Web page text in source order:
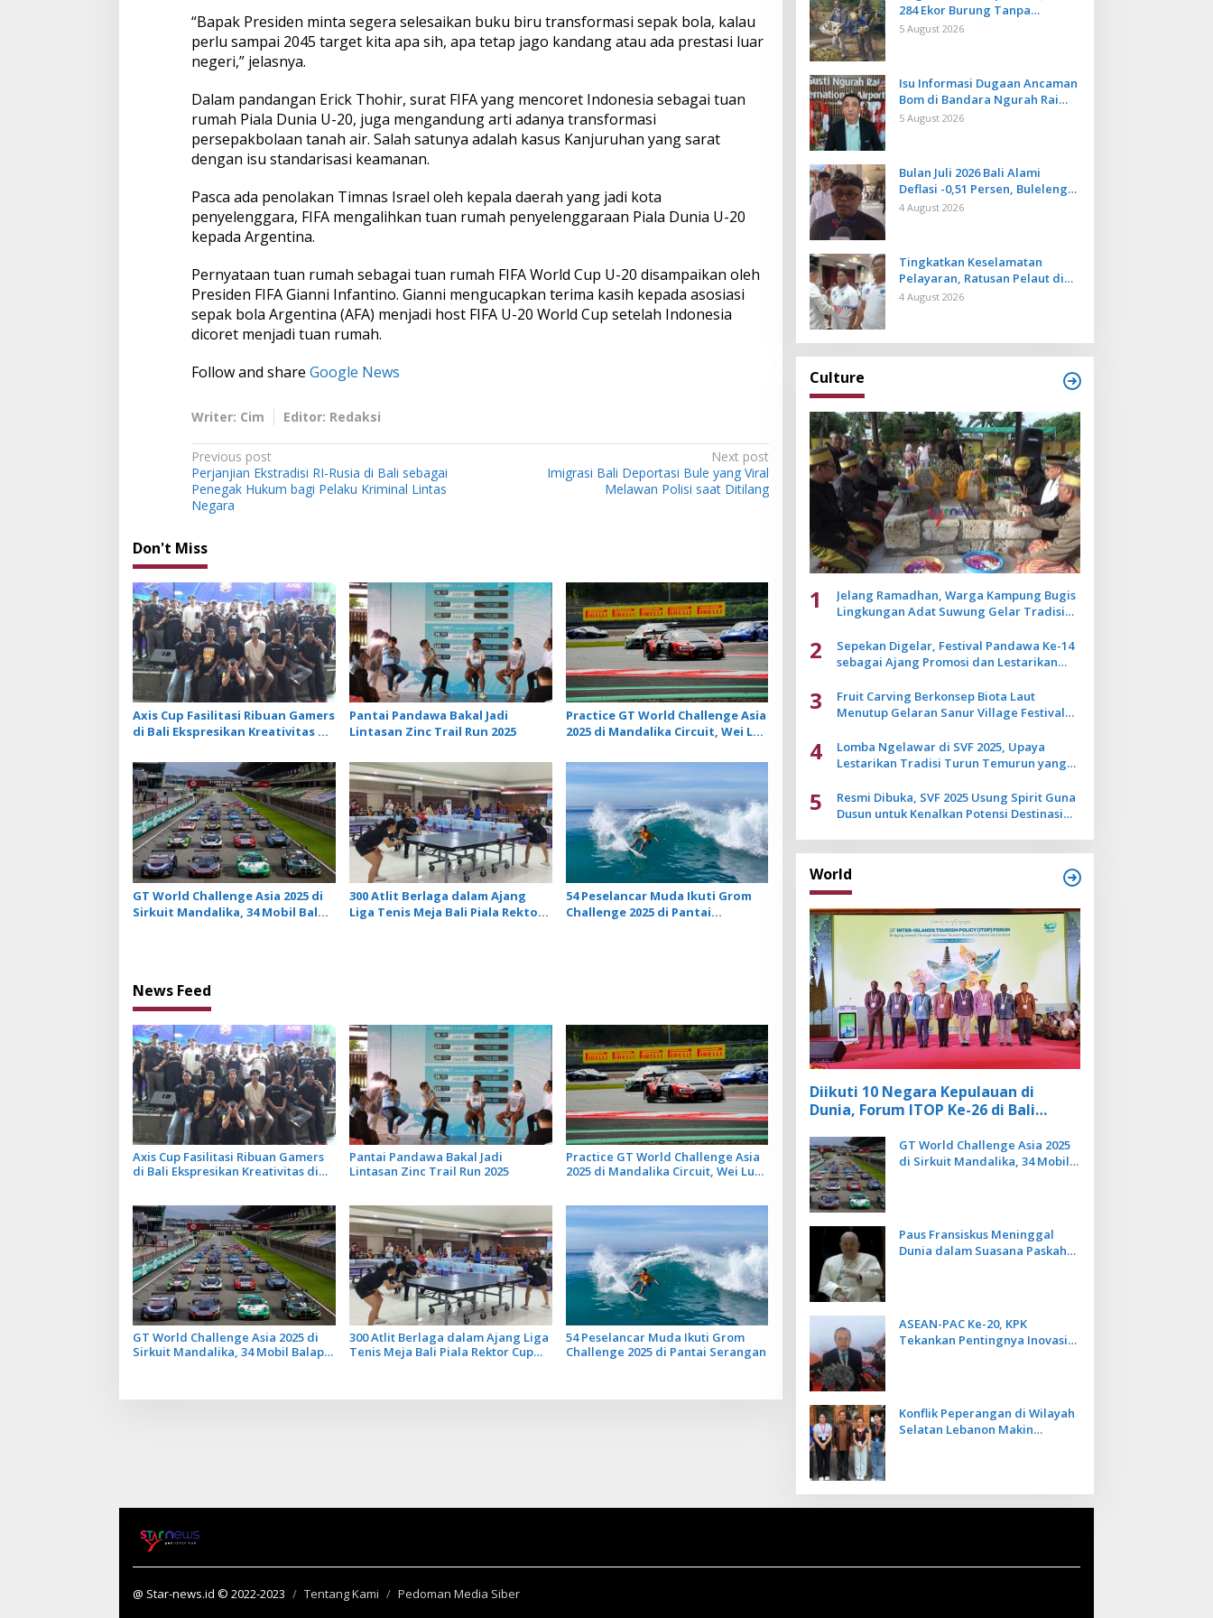
“Bapak Presiden minta segera selesaikan buku biru transformasi sepak bola, kalau
perlu sampai 2045 target kita apa sih, apa tetap jago kandang atau ada prestasi luar
negeri,” jelasnya.
Dalam pandangan Erick Thohir, surat FIFA yang mencoret Indonesia sebagai tuan
rumah Piala Dunia U-20, juga mengandung arti adanya transformasi
persepakbolaan tanah air. Salah satunya adalah kasus Kanjuruhan yang sarat
dengan isu standarisasi keamanan.
Pasca ada penolakan Timnas Israel oleh kepala daerah yang jadi kota
penyelenggara, FIFA mengalihkan tuan rumah penyelenggaraan Piala Dunia U-20
kepada Argentina.
Pernyataan tuan rumah sebagai tuan rumah FIFA World Cup U-20 disampaikan oleh
Presiden FIFA Gianni Infantino. Gianni mengucapkan terima kasih kepada asosiasi
sepak bola Argentina (AFA) menjadi host FIFA U-20 World Cup setelah Indonesia
dicoret menjadi tuan rumah.
Follow and share Google News
Writer: Cim Editor: Redaksi
P
o
s
t
n
a
v
i
g
a
t
i
o
n
Previous post
Perjanjian Ekstradisi RI-Rusia di Bali sebagai
Penegak Hukum bagi Pelaku Kriminal Lintas
Negara
Next post
Imigrasi Bali Deportasi Bule yang Viral
Melawan Polisi saat Ditilang
Don't Miss
Axis Cup Fasilitasi Ribuan Gamers
di Bali Ekspresikan Kreativitas di
Pantai Pandawa Bakal Jadi
Lintasan Zinc Trail Run 2025
Practice GT World Challenge Asia
2025 di Mandalika Circuit, Wei Lu
Pembalap Tercepat
GT World Challenge Asia 2025 di
Sirkuit Mandalika, 34 Mobil Balap
300 Atlit Berlaga dalam Ajang
Liga Tenis Meja Bali Piala Rektor
54 Peselancar Muda Ikuti Grom
Challenge 2025 di Pantai
News Feed
Axis Cup Fasilitasi Ribuan Gamers
di Bali Ekspresikan Kreativitas di
Pantai Pandawa Bakal Jadi
Lintasan Zinc Trail Run 2025
Practice GT World Challenge Asia
2025 di Mandalika Circuit, Wei Lu
GT World Challenge Asia 2025 di
Sirkuit Mandalika, 34 Mobil Balap
300 Atlit Berlaga dalam Ajang Liga
Tenis Meja Bali Piala Rektor Cup
54 Peselancar Muda Ikuti Grom
Challenge 2025 di Pantai Serangan
284 Ekor Burung Tanpa
Dokumen Dilepasliarkan Cegah
5 August 2026
Isu Informasi Dugaan Ancaman
Bom di Bandara Ngurah Rai
Bali Tidak Benar, Operasional
5 August 2026
Bulan Juli 2026 Bali Alami
Deflasi -0,51 Persen, Buleleng
Catat Penurunan Terendah
4 August 2026
Tingkatkan Keselamatan
Pelayaran, Ratusan Pelaut di
Bali Ikuti Pelatihan MPR dan
4 August 2026
Culture
1
Jelang Ramadhan, Warga Kampung Bugis
Lingkungan Adat Suwung Gelar Tradisi
2
Sepekan Digelar, Festival Pandawa Ke-14
sebagai Ajang Promosi dan Lestarikan
3
Fruit Carving Berkonsep Biota Laut
Menutup Gelaran Sanur Village Festival
4
Lomba Ngelawar di SVF 2025, Upaya
Lestarikan Tradisi Turun Temurun yang
5
Resmi Dibuka, SVF 2025 Usung Spirit Guna
Dusun untuk Kenalkan Potensi Destinasi
World
Diikuti 10 Negara Kepulauan di
Dunia, Forum ITOP Ke-26 di Bali
Berbasis Alam dan Budaya
GT World Challenge Asia 2025
di Sirkuit Mandalika, 34 Mobil
Paus Fransiskus Meninggal
Dunia dalam Suasana Paskah
ASEAN-PAC Ke-20, KPK
Tekankan Pentingnya Inovasi
Konflik Peperangan di Wilayah
Selatan Lebanon Makin
@ Star-news.id © 2022-2023 Tentang Kami Pedoman Media Siber